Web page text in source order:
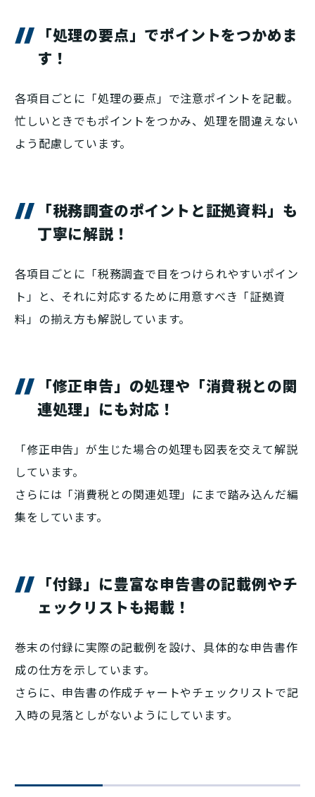
「処理の要点」でポイントをつかめま
す！
各項目ごとに「処理の要点」で注意ポイントを記載。
忙しいときでもポイントをつかみ、処理を間違えない
よう配慮しています。
「税務調査のポイントと証拠資料」も
丁寧に解説！
各項目ごとに「税務調査で目をつけられやすいポイン
ト」と、それに対応するために用意すべき「証拠資
料」の揃え方も解説しています。
「修正申告」の処理や「消費税との関
連処理」にも対応！
「修正申告」が生じた場合の処理も図表を交えて解説
しています。
さらには「消費税との関連処理」にまで踏み込んだ編
集をしています。
「付録」に豊富な申告書の記載例やチ
ェックリストも掲載！
巻末の付録に実際の記載例を設け、具体的な申告書作
成の仕方を示しています。
さらに、申告書の作成チャートやチェックリストで記
入時の見落としがないようにしています。